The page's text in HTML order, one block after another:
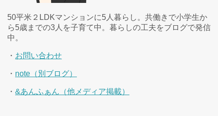
50平米２LDKマンションに5人暮らし。共働きで小学生か
ら5歳までの3人を子育て中。暮らしの工夫をブログで発信
中。
・ お問い合わせ
・ note（別ブログ）
・ &あんふぁん（他メディア掲載）